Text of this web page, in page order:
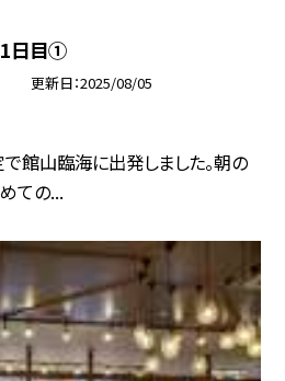
日目①
更新日 2025/08/05
館山臨海に出発しました。朝の
ての...